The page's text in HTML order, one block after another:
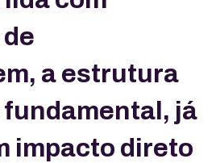
a estrutura
fundamental, já
impacto direto